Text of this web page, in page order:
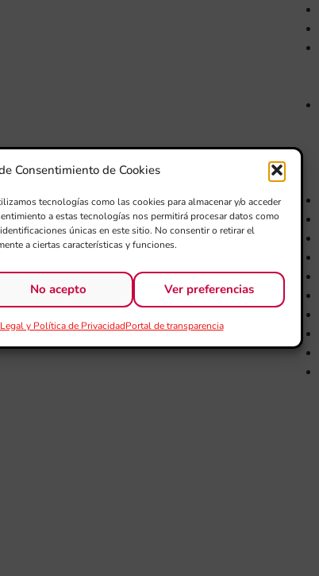
Consentimiento de Cookies
tecnologías como las cookies para almacenar y/o acceder
a estas tecnologías nos permitirá procesar datos como
únicas en este sitio. No consentir o retirar el
a ciertas características y funciones.
No acepto Ver preferencias
y Política de PrivacidadPortal de transparencia